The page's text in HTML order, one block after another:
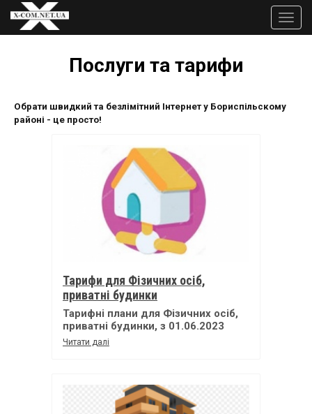
Перейти
основного
Toggle
Послуги та тарифи
Обрати швидкий та безлімітний Інтернет у Бориспільскому
районі - це просто!
Тарифи для Фізичних осіб,
приватні будинки
Тарифні плани для Фізичних осіб,
приватні будинки, з 01.06.2023
Читати далі